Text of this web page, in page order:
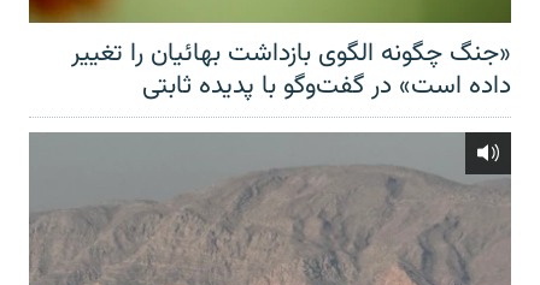
«جنگ چگونه الگوی بازداشت بهائیان را تغییر
داده است» در گفت‌وگو با پدیده ثابتی